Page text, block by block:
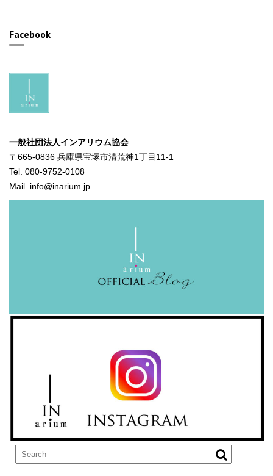
Facebook
一般社団法人インアリウム協会
〒665-0836 兵庫県宝塚市清荒神1丁目11-1
Tel. 080-9752-0108
Mail. info@inarium.jp